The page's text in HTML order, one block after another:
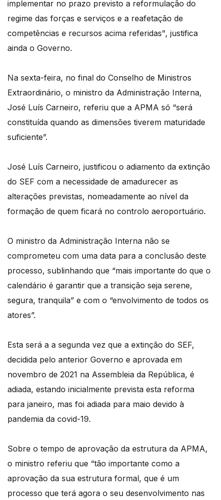
implementar no prazo previsto a reformulação do
regime das forças e serviços e a reafetação de
competências e recursos acima referidas", justifica
ainda o Governo.
Na sexta-feira, no final do Conselho de Ministros
Extraordinário, o ministro da Administração Interna,
José Luís Carneiro, referiu que a APMA só “será
constituída quando as dimensões tiverem maturidade
suficiente”.
José Luís Carneiro, justificou o adiamento da extinção
do SEF com a necessidade de amadurecer as
alterações previstas, nomeadamente ao nível da
formação de quem ficará no controlo aeroportuário.
O ministro da Administração Interna não se
comprometeu com uma data para a conclusão deste
processo, sublinhando que “mais importante do que o
calendário é garantir que a transição seja serene,
segura, tranquila” e com o “envolvimento de todos os
atores”.
Esta será a a segunda vez que a extinção do SEF,
decidida pelo anterior Governo e aprovada em
novembro de 2021 na Assembleia da República, é
adiada, estando inicialmente prevista esta reforma
para janeiro, mas foi adiada para maio devido à
pandemia da covid-19.
Sobre o tempo de aprovação da estrutura da APMA,
o ministro referiu que “tão importante como a
aprovação da sua estrutura formal, que é um
processo que terá agora o seu desenvolvimento nas